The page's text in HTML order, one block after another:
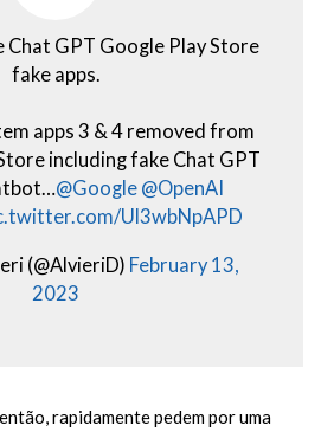
Chat GPT Google Play Store
fake apps.
apps 3 & 4 removed from
including fake Chat GPT
@Google @OpenAI
Ul3wbNpAPD
(@AlvieriD) February 13,
2023
rapidamente pedem por uma